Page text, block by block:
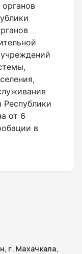
Республики
от 6
в
г. Махачкала,